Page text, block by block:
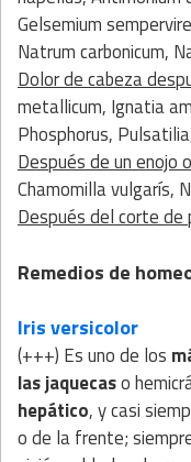
Gelsemium
Natrum carbonicum,
Dolor de cabeza
metallicum, Ignatia
Phosphorus,
Después de un enojo
Chamomilla vulgarís,
Después del corte de
Remedios de
Iris versicolor
(+++) Es uno de los
las jaquecaso
hepático, y casi
o de la frente;